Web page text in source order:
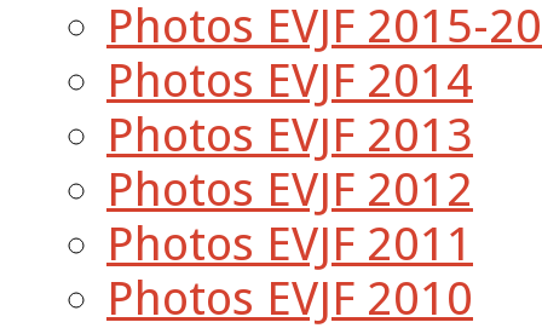
Photos EVJF 2015-
Photos EVJF 2014
Photos EVJF 2013
Photos EVJF 2012
Photos EVJF 2011
Photos EVJF 2010